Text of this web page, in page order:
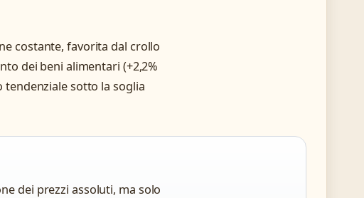
costante, favorita dal crollo
dei beni alimentari (+2,2%
tendenziale sotto la soglia
dei prezzi assoluti, ma solo